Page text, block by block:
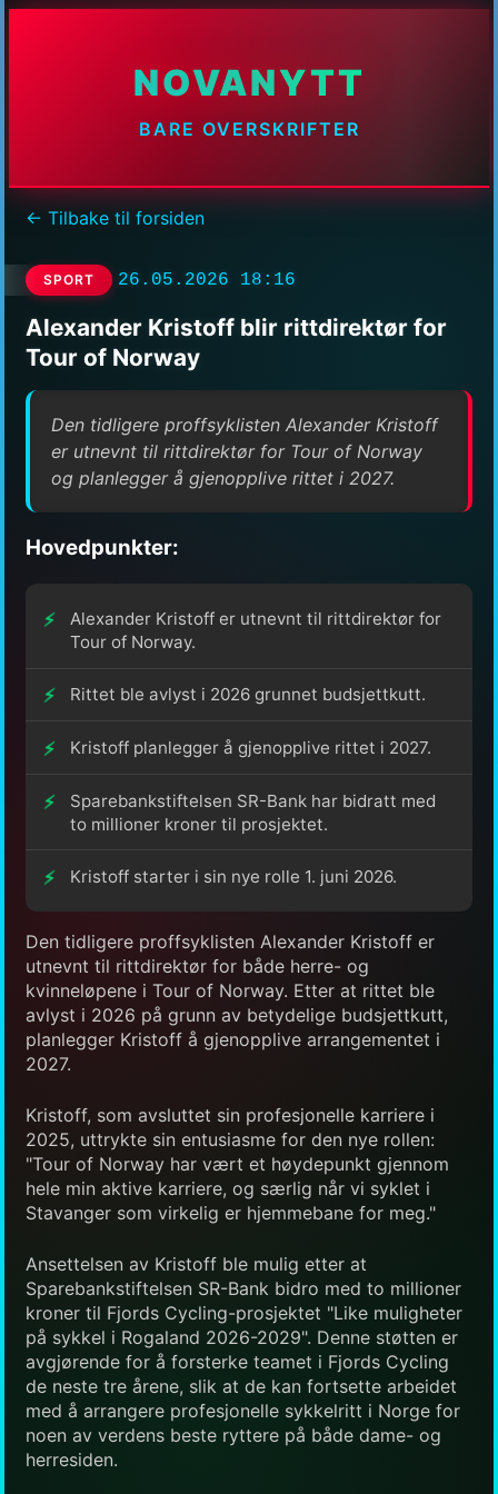
NOVANYTT
BARE OVERSKRIFTER
← Tilbake til forsiden
SPORT 26.05.2026 18:16
Alexander Kristoff blir rittdirektør for
Tour of Norway
Den tidligere proffsyklisten Alexander Kristoff
er utnevnt til rittdirektør for Tour of Norway
og planlegger å gjenopplive rittet i 2027.
Hovedpunkter:
Alexander Kristoff er utnevnt til rittdirektør for
Tour of Norway.
Rittet ble avlyst i 2026 grunnet budsjettkutt.
Kristoff planlegger å gjenopplive rittet i 2027.
Sparebankstiftelsen SR-Bank har bidratt med
to millioner kroner til prosjektet.
Kristoff starter i sin nye rolle 1. juni 2026.
Den tidligere proffsyklisten Alexander Kristoff er
utnevnt til rittdirektør for både herre- og
kvinneløpene i Tour of Norway. Etter at rittet ble
avlyst i 2026 på grunn av betydelige budsjettkutt,
planlegger Kristoff å gjenopplive arrangementet i
2027.
Kristoff, som avsluttet sin profesjonelle karriere i
2025, uttrykte sin entusiasme for den nye rollen:
"Tour of Norway har vært et høydepunkt gjennom
hele min aktive karriere, og særlig når vi syklet i
Stavanger som virkelig er hjemmebane for meg."
Ansettelsen av Kristoff ble mulig etter at
Sparebankstiftelsen SR-Bank bidro med to millioner
kroner til Fjords Cycling-prosjektet "Like muligheter
på sykkel i Rogaland 2026-2029". Denne støtten er
avgjørende for å forsterke teamet i Fjords Cycling
de neste tre årene, slik at de kan fortsette arbeidet
med å arrangere profesjonelle sykkelritt i Norge for
noen av verdens beste ryttere på både dame- og
herresiden.